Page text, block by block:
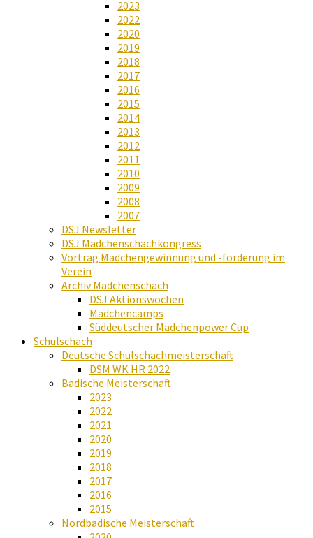
2023
2022
2020
2019
2018
2017
2016
2015
2014
2013
2012
2011
2010
2009
2008
2007
DSJ Newsletter
DSJ Mädchenschachkongress
Vortrag Mädchengewinnung und -förderung im
Verein
Archiv Mädchenschach
DSJ Aktionswochen
Mädchencamps
Süddeutscher Mädchenpower Cup
Schulschach
Deutsche Schulschachmeisterschaft
DSM WK HR 2022
Badische Meisterschaft
2023
2022
2021
2020
2019
2018
2017
2016
2015
Nordbadische Meisterschaft